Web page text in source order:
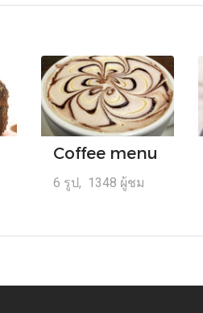
Coffee menu
6 รูป, 1348 ผู้ชม